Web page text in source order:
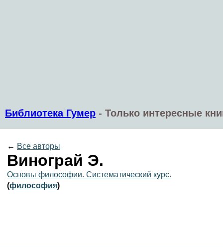
Библиотека Гумер - Только интересные
← Все авторы
Винограй Э.
Основы философии. Систематический курс.
(философия)